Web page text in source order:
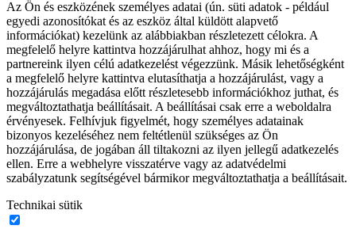
Az Ön és eszközének személyes adatai (ún. süti adatok - például
egyedi azonosítókat és az eszköz által küldött alapvető
információkat) kezelünk az alábbiakban részletezett célokra. A
megfelelő helyre kattintva hozzájárulhat ahhoz, hogy mi és a
partnereink ilyen célú adatkezelést végezzünk. Másik lehetőségként
a megfelelő helyre kattintva elutasíthatja a hozzájárulást, vagy a
hozzájárulás megadása előtt részletesebb információkhoz juthat, és
megváltoztathatja beállításait. A beállításai csak erre a weboldalra
érvényesek. Felhívjuk figyelmét, hogy személyes adatainak
bizonyos kezeléséhez nem feltétlenül szükséges az Ön
hozzájárulása, de jogában áll tiltakozni az ilyen jellegű adatkezelés
ellen. Erre a webhelyre visszatérve vagy az adatvédelmi
szabályzatunk segítségével bármikor megváltoztathatja a beállításait.
Technikai sütik